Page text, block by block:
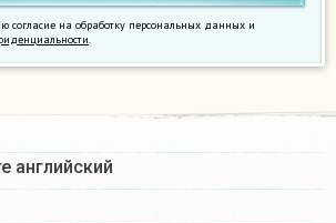
на обработку персональных данных и
английский